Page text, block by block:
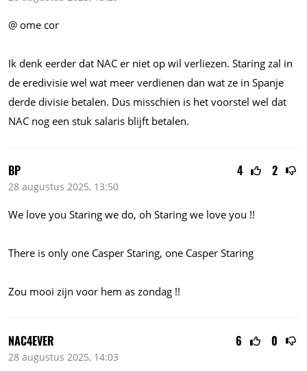
@ ome cor
Ik denk eerder dat NAC er niet op wil verliezen. Staring zal in
de eredivisie wel wat meer verdienen dan wat ze in Spanje
derde divisie betalen. Dus misschien is het voorstel wel dat
NAC nog een stuk salaris blijft betalen.
4 2
BP
28 augustus 2025, 13:50
We love you Staring we do, oh Staring we love you !!
There is only one Casper Staring, one Casper Staring
Zou mooi zijn voor hem as zondag !!
6 0
NAC4EVER
28 augustus 2025, 14:03